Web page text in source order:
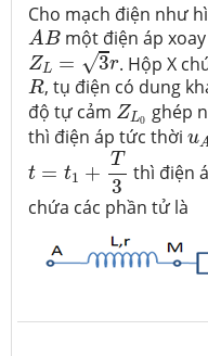
Cho mạch điện như
AB
AB một điện áp
ZL = √3r
ZL= 3r . Hộp X
R
R, tụ điện có dung
độ tự cảm ZL0
ZL 0ghép
thì điện áp tức thời u
u
t = t1 +
T
3
t=t 1+T3
thì điện
chứa các phần tử là